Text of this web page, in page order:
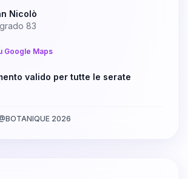
Nicolò
83
Google Maps
valido per tutte le serate
BOTANIQUE 2026